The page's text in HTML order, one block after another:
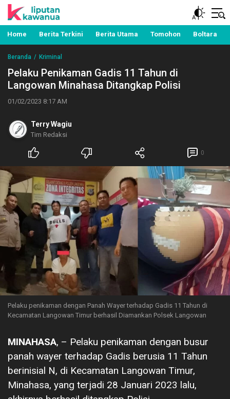
Liputan Kawanua
Berita Manado, Sulawesi Utara, Kawanua, Politik,
Pemerintahan, Hukum Kriminal dan Nasional
Home Berita Terkini Berita Utama Tomohon Boltara
Beranda Kriminal
Pelaku Penikaman Gadis 11 Tahun di
Langowan Minahasa Ditangkap Polisi
01/02/2023 8:17 AM
Terry Wagiu
Tim Redaksi
0
Pelaku penikaman dengan Panah Wayer terhadap Gadis 11 Tahun di
Kecamatan Langowan Timur berhasil Diamankan Polsek Langowan
MINAHASA, – Pelaku penikaman dengan busur
panah wayer terhadap Gadis berusia 11 Tahun
berinisial N, di Kecamatan Langowan Timur,
Minahasa, yang terjadi 28 Januari 2023 lalu,